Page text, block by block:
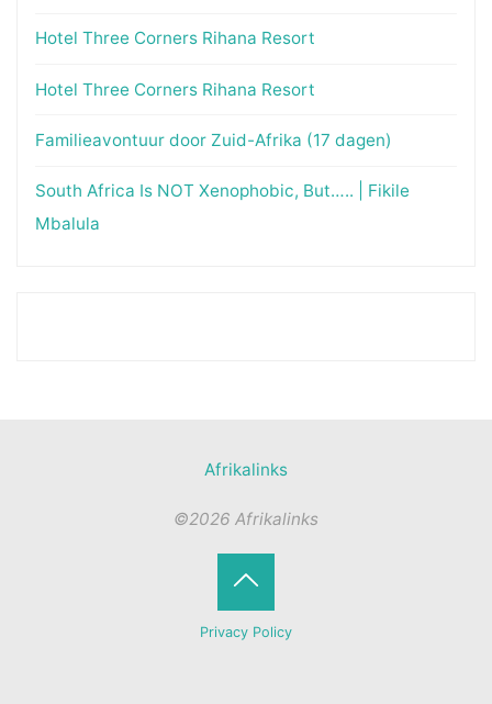
Hotel Three Corners Rihana Resort
Hotel Three Corners Rihana Resort
Familieavontuur door Zuid-Afrika (17 dagen)
South Africa Is NOT Xenophobic, But….. | Fikile
Mbalula
Afrikalinks
©2026 Afrikalinks
Privacy Policy
Terug